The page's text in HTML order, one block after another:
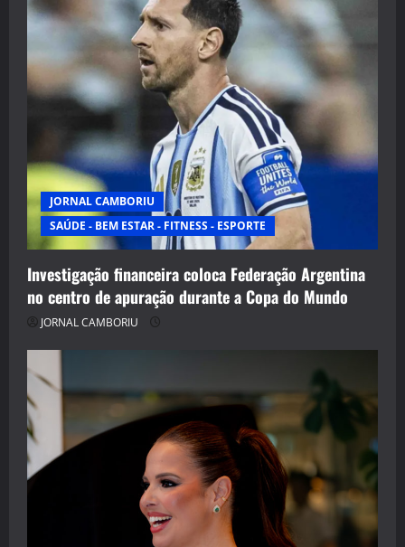
JORNAL CAMBORIU
SAÚDE - BEM ESTAR - FITNESS - ESPORTE
Investigação financeira coloca Federação Argentina
no centro de apuração durante a Copa do Mundo
JORNAL CAMBORIU